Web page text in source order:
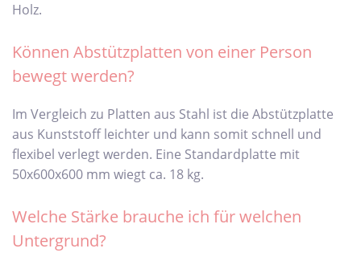
Holz.
Können Abstützplatten von einer Person
bewegt werden?
Im Vergleich zu Platten aus Stahl ist die Abstützplatte
aus Kunststoff leichter und kann somit schnell und
flexibel verlegt werden. Eine Standardplatte mit
50x600x600 mm wiegt ca. 18 kg.
Welche Stärke brauche ich für welchen
Untergrund?